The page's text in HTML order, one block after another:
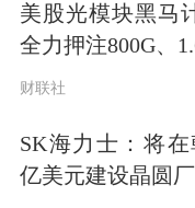
线的运价从本
上涨至周五的
原油运输风险
能性，油运景
美股光模块黑马
全力押注800G、
财联社
SK海力士：将
亿美元建设晶圆